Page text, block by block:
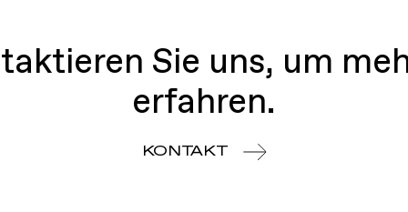
Sie uns, um
erfahren.
KONTAKT